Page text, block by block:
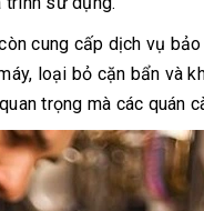
cung cấp dịch vụ
loại bỏ cặn bẩn và
trọng mà các quán